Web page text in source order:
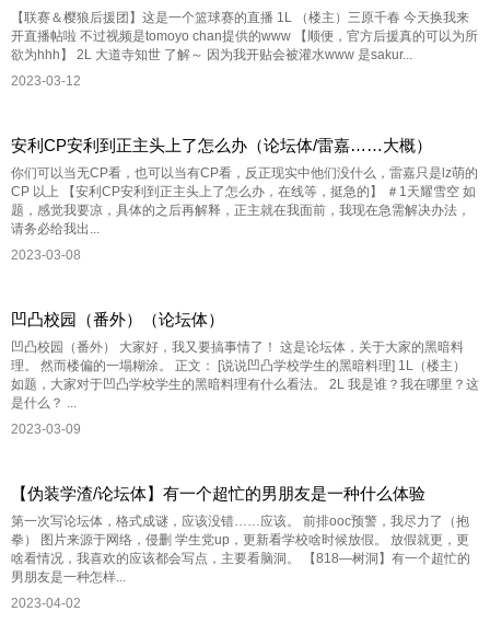
【联赛＆樱狼后援团】这是一个篮球赛的直播 1L （楼主）三原千春 今天换我来
开直播帖啦 不过视频是tomoyo chan提供的www 【顺便，官方后援真的可以为所
欲为hhh】 2L 大道寺知世 了解～ 因为我开贴会被灌水www 是sakur...
2023-03-12
安利CP安利到正主头上了怎么办（论坛体/雷嘉……大概）
你们可以当无CP看，也可以当有CP看，反正现实中他们没什么，雷嘉只是lz萌的
CP 以上 【安利CP安利到正主头上了怎么办，在线等，挺急的】 ＃1天耀雪空 如
题，感觉我要凉，具体的之后再解释，正主就在我面前，我现在急需解决办法，
请务必给我出...
2023-03-08
凹凸校园（番外）（论坛体）
凹凸校园（番外） 大家好，我又要搞事情了！ 这是论坛体，关于大家的黑暗料
理。 然而楼偏的一塌糊涂。 正文： [说说凹凸学校学生的黑暗料理] 1L（楼主）
如题，大家对于凹凸学校学生的黑暗料理有什么看法。 2L 我是谁？我在哪里？这
是什么？ ...
2023-03-09
【伪装学渣/论坛体】有一个超忙的男朋友是一种什么体验
第一次写论坛体，格式成谜，应该没错……应该。 前排ooc预警，我尽力了（抱
拳） 图片来源于网络，侵删 学生党up，更新看学校啥时候放假。 放假就更，更
啥看情况，我喜欢的应该都会写点，主要看脑洞。 【818—树洞】有一个超忙的
男朋友是一种怎样...
2023-04-02